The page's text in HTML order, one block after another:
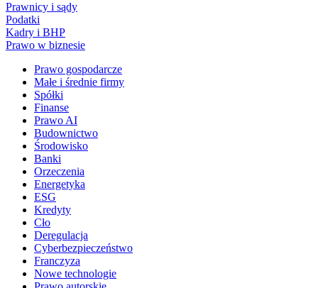
Prawnicy i sądy
Podatki
Kadry i BHP
Prawo w biznesie
Prawo gospodarcze
Małe i średnie firmy
Spółki
Finanse
Prawo AI
Budownictwo
Środowisko
Banki
Orzeczenia
Energetyka
ESG
Kredyty
Cło
Deregulacja
Cyberbezpieczeństwo
Franczyza
Nowe technologie